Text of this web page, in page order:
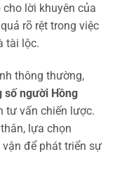
lời khuyên của
rõ rệt trong việc
tài lộc.
thông thường,
số người Hồng
tư vấn chiến lược.
lựa chọn
để phát triển sự